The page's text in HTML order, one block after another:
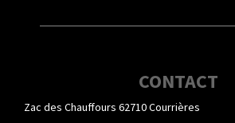
CONTACT
Zac des Chauffours 62710 Courrières